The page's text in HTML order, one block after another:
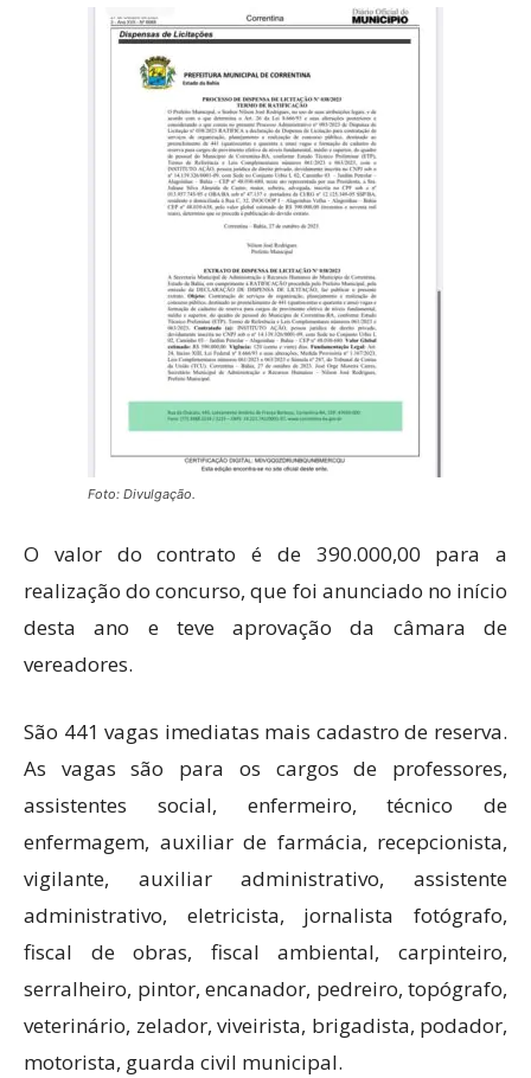
Foto: Divulgação.
O valor do contrato é de 390.000,00 para a
realização do concurso, que foi anunciado no início
desta ano e teve aprovação da câmara de
vereadores.
São 441 vagas imediatas mais cadastro de reserva.
As vagas são para os cargos de professores,
assistentes social, enfermeiro, técnico de
enfermagem, auxiliar de farmácia, recepcionista,
vigilante, auxiliar administrativo, assistente
administrativo, eletricista, jornalista fotógrafo,
fiscal de obras, fiscal ambiental, carpinteiro,
serralheiro, pintor, encanador, pedreiro, topógrafo,
veterinário, zelador, viveirista, brigadista, podador,
motorista, guarda civil municipal.